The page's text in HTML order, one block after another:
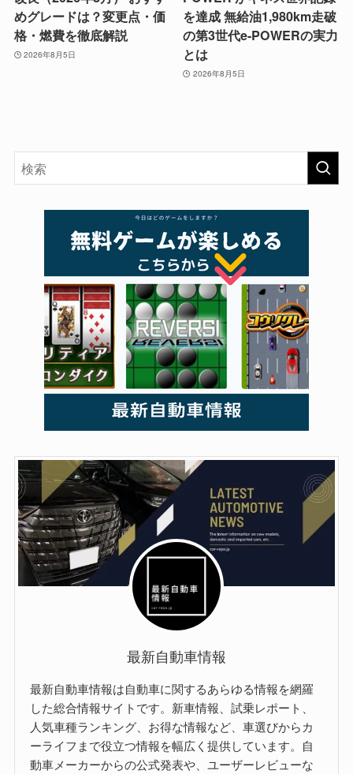
めグレードは？変更点・価
格・燃費を徹底解説
2026年8月5日
を達成 無給油1,980km走破
の第3世代e-POWERの実力
とは
2026年8月5日
最新自動車情報
最新自動車情報は自動車に関するあらゆる情報を網羅
した総合情報サイトです。新車情報、試乗レポート、
人気車種ランキング、お得な情報など、車選びからカ
ーライフまで役立つ情報を幅広く提供しています。自
動車メーカーからの公式発表や、ユーザーレビューな